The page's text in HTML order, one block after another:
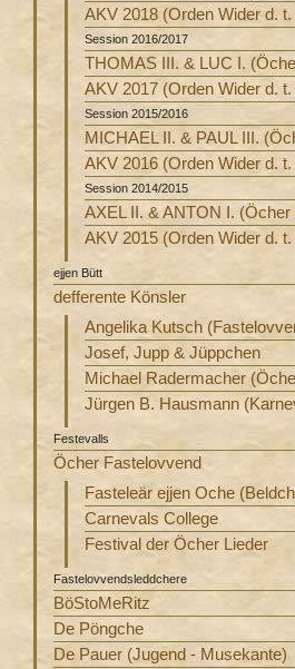
AKV 2018 (Orden Wider d.
Session 2016/2017
THOMAS III. & LUC I.
AKV 2017 (Orden Wider d.
Session 2015/2016
MICHAEL II. & PAUL III.
AKV 2016 (Orden Wider d.
Session 2014/2015
AXEL II. & ANTON I.
AKV 2015 (Orden Wider d.
ejjen Bütt
defferente Könsler
Angelika Kutsch
Josef, Jupp & Jüppchen
Michael Radermacher
Jürgen B. Hausmann
Festevalls
Öcher Fastelovvend
Fasteleär ejjen Oche
Carnevals College
Festival der Öcher Lieder
Fastelovvendsleddchere
BöStoMeRitz
De Pöngche
De Pauer (Jugend - Musekante)